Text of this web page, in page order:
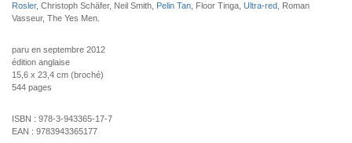
Rosler, Christoph Schäfer, Neil Smith, Pelin Tan , Floor Tinga, Ultra-red , Roman
Vasseur, The Yes Men.
paru en septembre 2012
édition anglaise
15,6 x 23,4 cm (broché)
544 pages
ISBN : 978-3-943365-17-7
EAN : 9783943365177